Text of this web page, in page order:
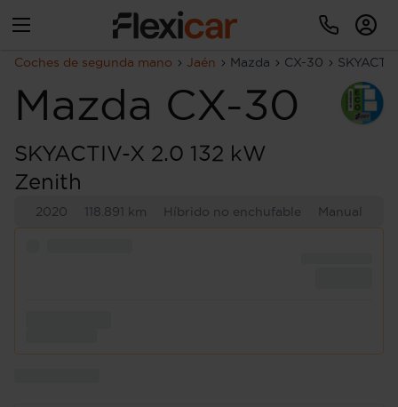
Coches de segunda mano Jaén Mazda CX-30
Mazda CX-30
SKYACTIV-X 2.0 132 kW
Zenith
2020 118.891 km Híbrido no enchufable Manual